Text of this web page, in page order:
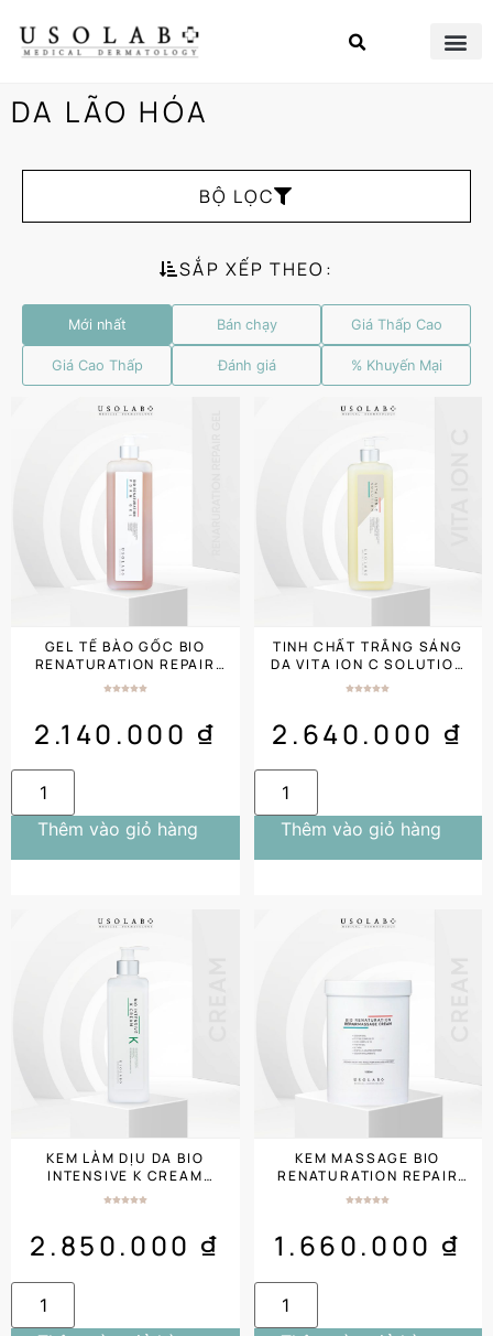
DA LÃO HÓA
BỘ LỌC
SẮP XẾP THEO:
Mới nhất Bán chạy Giá Thấp Cao
Giá Cao Thấp Đánh giá % Khuyến Mại
GEL TẾ BÀO GỐC BIO
RENATURATION REPAIR
GEL 1000ML SALON
2.140.000 ₫
Thêm vào giỏ hàng
TINH CHẤT TRẮNG SÁNG
DA VITA ION C SOLUTION
1000ML SALON SIZE
2.640.000 ₫
Thêm vào giỏ hàng
KEM LÀM DỊU DA BIO
INTENSIVE K CREAM
500ML CHO DA NHẠY CẢM
2.850.000 ₫
KEM MASSAGE BIO
RENATURATION REPAIR
MASSAGE CREAM 1000ML
1.660.000 ₫